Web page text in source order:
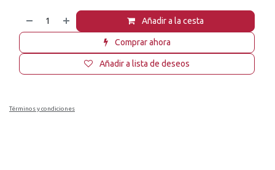
Añadir a la cesta
Comprar ahora
Añadir a lista de deseos
Términos y condiciones